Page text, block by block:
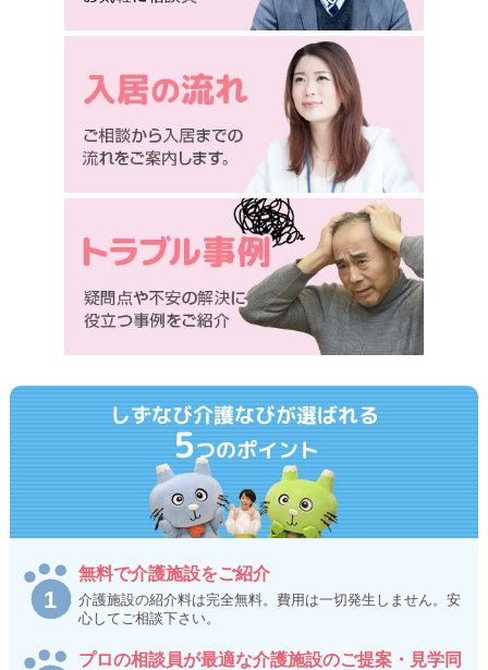
しずなび介護なびが選ばれる
5つのポイント
無料で介護施設をご紹介
介護施設の紹介料は完全無料。費用は一切発生しません。安
心してご相談下さい。
プロの相談員が最適な介護施設のご提案・見学同